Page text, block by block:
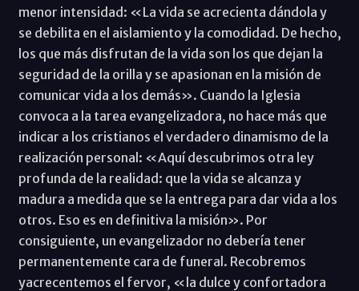
menor intensidad: «La vida se acrecienta dándola y
se debilita en el aislamiento y la comodidad. De hecho,
los que más disfrutan de la vida son los que dejan la
seguridad de la orilla y se apasionan en la misión de
comunicar vida a los demás». Cuando la Iglesia
convoca a la tarea evangelizadora, no hace más que
indicar a los cristianos el verdadero dinamismo de la
realización personal: «Aquí descubrimos otra ley
profunda de la realidad: que la vida se alcanza y
madura a medida que se la entrega para dar vida a los
otros. Eso es en definitiva la misión». Por
consiguiente, un evangelizador no debería tener
permanentemente cara de funeral. Recobremos
yacrecentemos el fervor, «la dulce y confortadora